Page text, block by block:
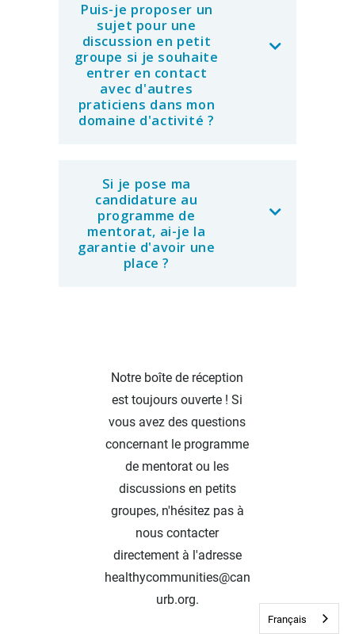
Puis-je proposer un
sujet pour une
discussion en petit
groupe si je souhaite
entrer en contact
avec d'autres
praticiens dans mon
domaine d'activité ?
Si je pose ma
candidature au
programme de
mentorat, ai-je la
garantie d'avoir une
place ?
Notre boîte de réception
est toujours ouverte ! Si
vous avez des questions
concernant le programme
de mentorat ou les
discussions en petits
groupes, n'hésitez pas à
nous contacter
directement à l'adresse
healthycommunities@can
urb.org.
Français